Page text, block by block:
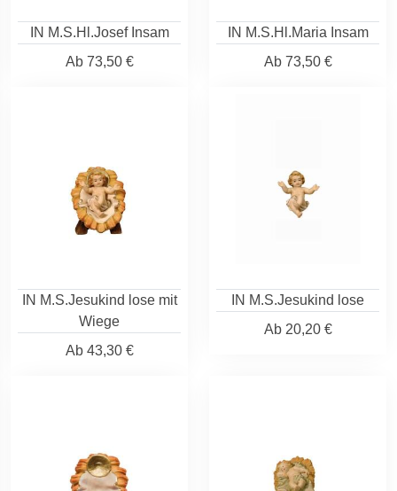
IN M.S.Hl.Josef Insam
Ab73,50 €
IN M.S.Hl.Maria Insam
Ab73,50 €
IN M.S.Jesukind lose mit
Wiege
Ab43,30 €
IN M.S.Jesukind lose
Ab20,20 €